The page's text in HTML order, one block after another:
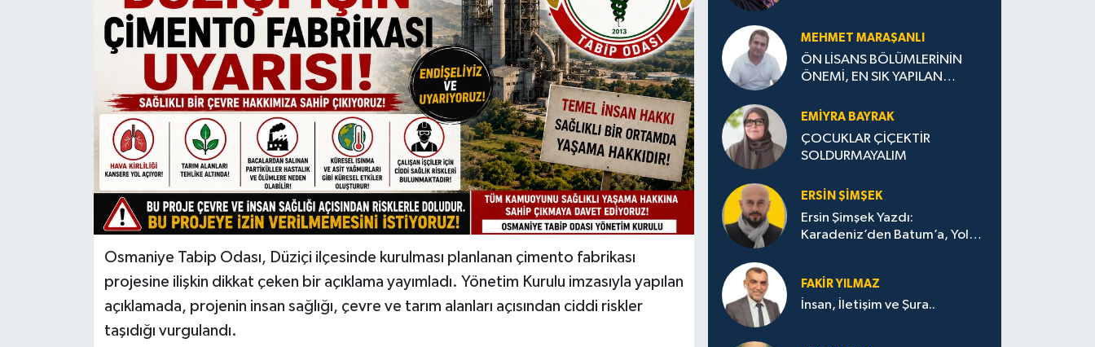
Osmaniye Tabip Odası, Düziçi ilçesinde kurulması planlanan çimento fabrikası
projesine ilişkin dikkat çeken bir açıklama yayımladı. Yönetim Kurulu imzasıyla yapılan
açıklamada, projenin insan sağlığı, çevre ve tarım alanları açısından ciddi riskler
taşıdığı vurgulandı.
MEHMET MARAŞANLI
ÖN LİSANS BÖLÜMLERİNİN
ÖNEMİ, EN SIK YAPILAN
STRATEJİLERİ
EMIYRA BAYRAK
ÇOCUKLAR ÇİÇEKTİR
SOLDURMAYALIM
ERSIN ŞIMŞEK
Ersin Şimşek Yazdı:
Karadeniz’den Batum’a, Yolun
FAKIR YILMAZ
İnsan, İletişim ve Şura..